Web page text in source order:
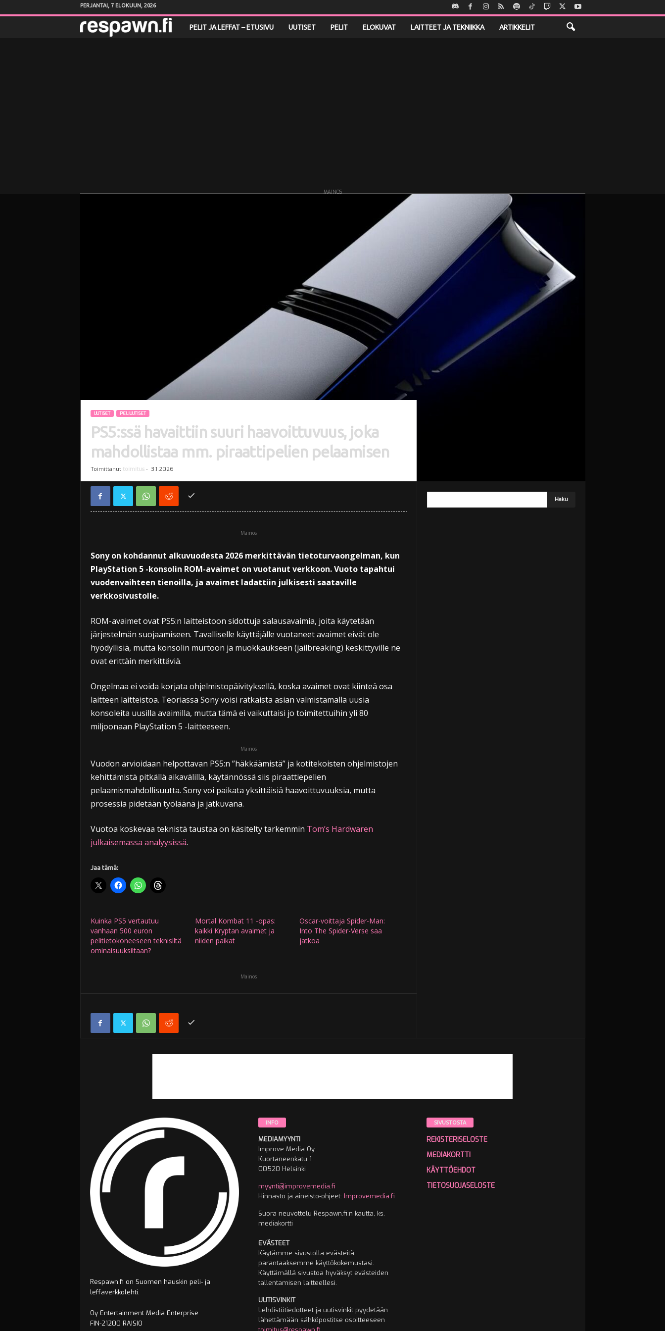
PERJANTAI, 7 ELOKUUN, 2026
PELIT JA LEFFAT – ETUSIVU UUTISET PELIT ELOKUVAT LAITTEET JA TEKNIIKKA ARTIKKELIT
MAINOS
UUTISET PELIUUTISET
PS5:ssä havaittiin suuri haavoittuvuus, joka
mahdollistaa mm. piraattipelien pelaamisen
Toimittanut toimitus- 3.1.2026
Mainos
Sony on kohdannut alkuvuodesta 2026 merkittävän tietoturvaongelman, kun
PlayStation 5 -konsolin ROM-avaimet on vuotanut verkkoon. Vuoto tapahtui
vuodenvaihteen tienoilla, ja avaimet ladattiin julkisesti saataville
verkkosivustolle.
ROM-avaimet ovat PS5:n laitteistoon sidottuja salausavaimia, joita käytetään
järjestelmän suojaamiseen. Tavalliselle käyttäjälle vuotaneet avaimet eivät ole
hyödyllisiä, mutta konsolin murtoon ja muokkaukseen (jailbreaking) keskittyville ne
ovat erittäin merkittäviä.
Ongelmaa ei voida korjata ohjelmistopäivityksellä, koska avaimet ovat kiinteä osa
laitteen laitteistoa. Teoriassa Sony voisi ratkaista asian valmistamalla uusia
konsoleita uusilla avaimilla, mutta tämä ei vaikuttaisi jo toimitettuihin yli 80
miljoonaan PlayStation 5 -laitteeseen.
Mainos
Vuodon arvioidaan helpottavan PS5:n ”häkkäämistä” ja kotitekoisten ohjelmistojen
kehittämistä pitkällä aikavälillä, käytännössä siis piraattiepelien
pelaamismahdollisuutta. Sony voi paikata yksittäisiä haavoittuvuuksia, mutta
prosessia pidetään työläänä ja jatkuvana.
Vuotoa koskevaa teknistä taustaa on käsitelty tarkemmin Tom’s Hardwaren
julkaisemassa analyysissä.
Jaa tämä:
Kuinka PS5 vertautuu
vanhaan 500 euron
pelitietokoneeseen teknisiltä
ominaisuuksiltaan?
Mortal Kombat 11 -opas:
kaikki Kryptan avaimet ja
niiden paikat
Oscar-voittaja Spider-Man:
Into The Spider-Verse saa
jatkoa
Mainos
Respawn.fi on Suomen hauskin peli- ja
leffaverkkolehti.
Oy Entertainment Media Enterprise
FIN-21200 RAISIO
INFO
MEDIAMYYNTI
Improve Media Oy
Kuortaneenkatu 1
00520 Helsinki
myynti@improvemedia.fi
Hinnasto ja aineisto-ohjeet: Improvemedia.fi
Suora neuvottelu Respawn.fi:n kautta, ks.
mediakortti
EVÄSTEET
Käytämme sivustolla evästeitä
parantaaksemme käyttökokemustasi.
Käyttämällä sivustoa hyväksyt evästeiden
tallentamisen laitteellesi.
UUTISVINKIT
Lehdistötiedotteet ja uutisvinkit pyydetään
lähettämään sähköpostitse osoitteeseen
SIVUSTOSTA
REKISTERISELOSTE
MEDIAKORTTI
KÄYTTÖEHDOT
TIETOSUOJASELOSTE